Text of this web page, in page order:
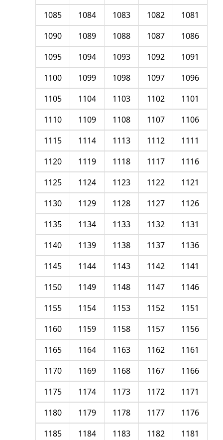
1081
1082
1083
1084
1085
1086
1087
1088
1089
1090
1091
1092
1093
1094
1095
1096
1097
1098
1099
1100
1101
1102
1103
1104
1105
1106
1107
1108
1109
1110
1111
1112
1113
1114
1115
1116
1117
1118
1119
1120
1121
1122
1123
1124
1125
1126
1127
1128
1129
1130
1131
1132
1133
1134
1135
1136
1137
1138
1139
1140
1141
1142
1143
1144
1145
1146
1147
1148
1149
1150
1151
1152
1153
1154
1155
1156
1157
1158
1159
1160
1161
1162
1163
1164
1165
1166
1167
1168
1169
1170
1171
1172
1173
1174
1175
1176
1177
1178
1179
1180
1181
1182
1183
1184
1185